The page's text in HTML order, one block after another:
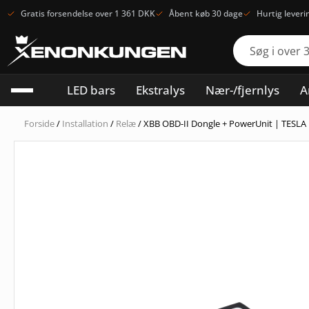
Gratis forsendelse over 1 361 DKK Åbent køb 30 dage Hurtig
LED bars Ekstralys Nær-/fjernlys
Forside/ Installation / Relæ/ XBB OBD-II Dongle + PowerUnit | TESLA